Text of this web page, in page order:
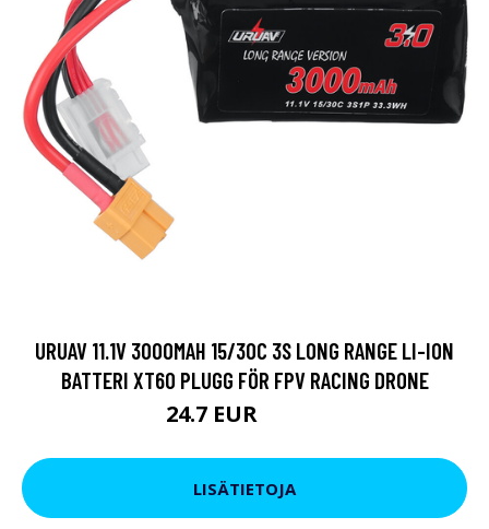
URUAV 11.1V 3000MAH 15/30C 3S LONG RANGE LI-ION
BATTERI XT60 PLUGG FÖR FPV RACING DRONE
24.7 EUR
LISÄTIETOJA